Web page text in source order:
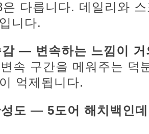
다릅니다. 데일리와
니다.
— 변속하는 느낌이 거
속 구간을 메워주는 덕
억제됩니다.
도 — 5도어 해치백인